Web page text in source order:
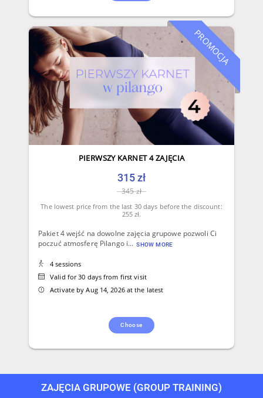
PROMOCJA
PIERWSZY KARNET 4 ZAJĘCIA
315 zł
345 zł
The lowest price from the last 30 days before the discount:
255 zł.
Pakiet 4 wejść na dowolne zajęcia grupowe pozwoli Ci
poczuć atmosferę Pilango i... SHOW MORE
4 sessions
Valid for 30 days from first visit
Activate by Aug 14, 2026 at the latest
Choose
ZAJĘCIA GRUPOWE (GROUP TRAINING)